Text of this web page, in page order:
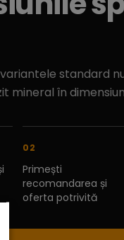
standard
mineral în
02
Primești
recomandarea și
oferta potrivită